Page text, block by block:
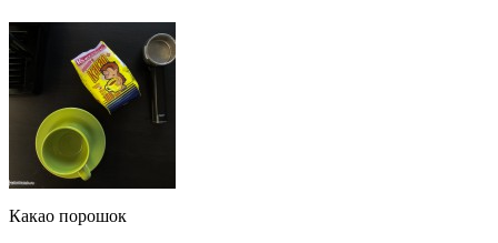
Какао порошок